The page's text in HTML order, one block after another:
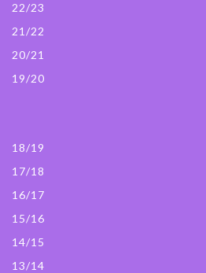
22/23
21/22
20/21
19/20
18/19
17/18
16/17
15/16
14/15
13/14